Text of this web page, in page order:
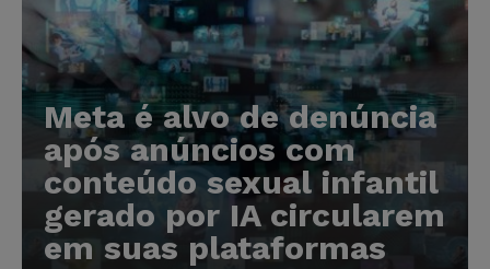
Meta é alvo de denúncia
após anúncios com
conteúdo sexual infantil
gerado por IA circularem
em suas plataformas